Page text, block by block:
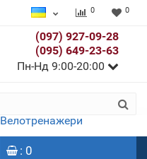
0 0
(097) 927-09-28
(095) 649-23-63
Пн-Нд 9:00-20:00
Велотренажери
: 0